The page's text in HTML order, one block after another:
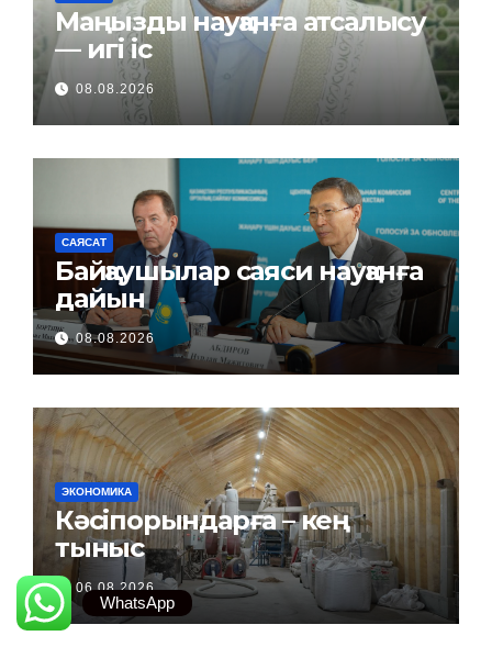
Маңызды науқанға атсалысу
— игі іс
08.08.2026
САЯСАТ
Байқаушылар саяси науқанға
дайын
08.08.2026
ЭКОНОМИКА
Кәсіпорындарға – кең
тыныс
06.08.2026
WhatsApp